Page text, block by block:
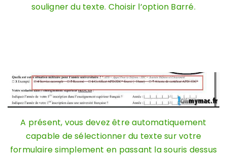
souligner du texte. Choisir l’option Barré.
A présent, vous devez être automatiquement
capable de sélectionner du texte sur votre
formulaire simplement en passant la souris dessus